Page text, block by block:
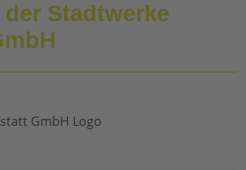
Stadtwerke